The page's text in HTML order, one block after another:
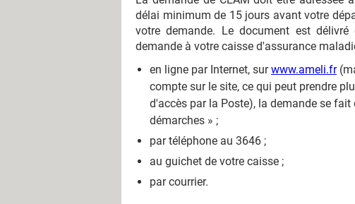
délai minimum de 15 jours avant votre
votre demande. Le document est
demande à votre caisse d'assurance
en ligne par Internet, surwww.ameli.fr
compte sur le site, ce qui peut prendre
d'accès par la Poste), la demande se
démarches » ;
par téléphone au 3646 ;
au guichet de votre caisse ;
par courrier.